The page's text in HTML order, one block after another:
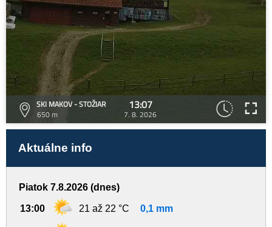
SKI MAKOV - STOŽIAR
650 m
13:07
7. 8. 2026
Aktuálne info
Piatok 7.8.2026 (dnes)
13:00 21 až 22 °C 0,1 mm